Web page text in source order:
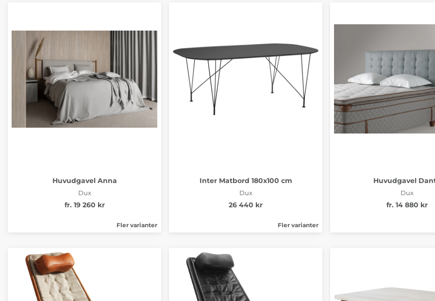
Huvudgavel Anna
Dux
fr. 19 260 kr
Fler varianter
Inter Matbord 180x100 cm
Dux
26 440 kr
Fler varianter
Huvudgavel
Dux
fr. 14 880 kr